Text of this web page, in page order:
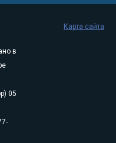
в
05
Карта сайта